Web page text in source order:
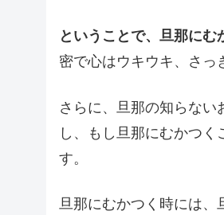
ということで、旦那にむ
密で心はウキウキ、さっ
さらに、旦那の知らな
し、もし旦那にむかつ
す。
旦那にむかつく時には